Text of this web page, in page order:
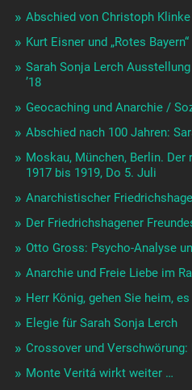
Abschied von Christoph Klinke
Kurt Eisner und „Rotes Bayern“
Sarah Sonja Lerch
’18
Geocaching und Anarchie /
Abschied nach 100 Jahren:
Moskau, München, Berlin.
1917 bis 1919, Do 5. Juli
Anarchistischer
Der Friedrichshagener
Otto Gross: Psycho-Analyse
Anarchie und Freie Liebe im
Herr König, gehen Sie heim,
Elegie für Sarah Sonja Lerch
Crossover und
Monte Veritá wirkt weiter …